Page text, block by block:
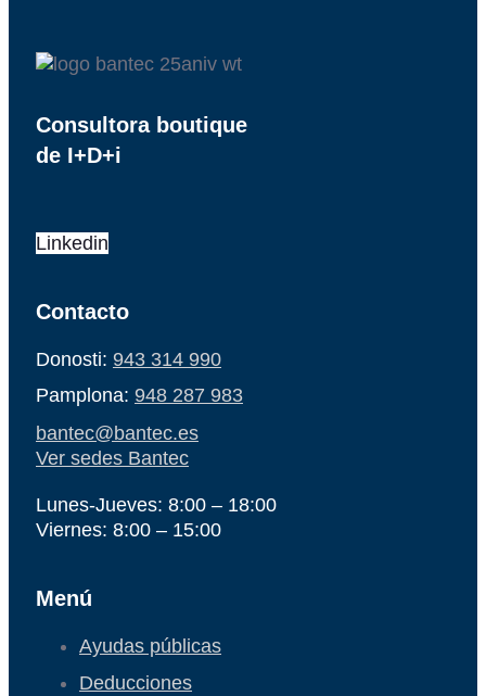
Consultora boutique
de I+D+i
Linkedin
Contacto
Donosti: 943 314 990
Pamplona: 948 287 983
bantec@bantec.es
Ver sedes Bantec
Lunes-Jueves: 8:00 – 18:00
Viernes: 8:00 – 15:00
Menú
Ayudas públicas
Deducciones